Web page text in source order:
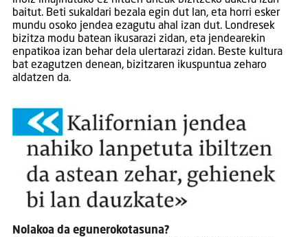
baitut. Beti sukaldari bezala egin dut lan, eta horri esker
mundu osoko jendea ezagutu ahal izan dut. Londresek
bizitza modu batean ikusarazi zidan, eta jendearekin
enpatikoa izan behar dela ulertarazi zidan. Beste kultura
bat ezagutzen denean, bizitzaren ikuspuntua zeharo
aldatzen da.
Nolakoa da egunerokotasuna?